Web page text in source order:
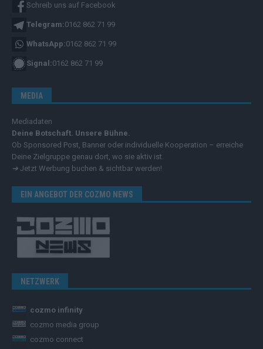
Schreib uns auf Facebook
Telegram:0162 862 71 99
WhatsApp:0162 862 71 99
Signal:0162 862 71 99
MEDIA
Mediadaten
Deine Botschaft. Unsere Bühne.
Ob Sponsored Post, Banner oder individuelle Kooperation – erreiche
Deine Zielgruppe genau dort, wo sie aktiv ist.
➔ Jetzt Werbung buchen & sichtbar werden!
EIN ANGEBOT DER COZMO NEWS
NETZWERK
cozmo infinity
cozmo media group
cozmo connect